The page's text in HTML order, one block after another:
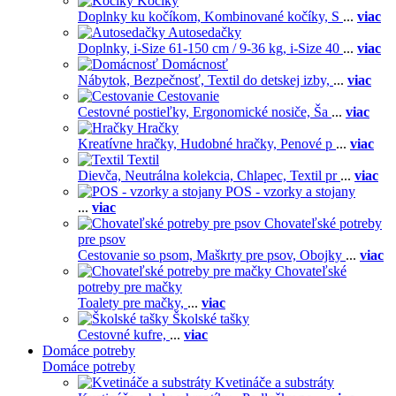
Doplnky ku kočíkom, Kombinované kočíky, S ... viac
Autosedačky
Doplnky, i-Size 61-150 cm / 9-36 kg, i-Size 40 ... viac
Domácnosť
Nábytok, Bezpečnosť, Textil do detskej izby, ... viac
Cestovanie
Cestovné postieľky, Ergonomické nosiče, Ša ... viac
Hračky
Kreatívne hračky, Hudobné hračky, Penové p ... viac
Textil
Dievča, Neutrálna kolekcia, Chlapec, Textil pr ... viac
POS - vzorky a stojany
... viac
Chovateľské potreby
pre psov
Cestovanie so psom, Maškrty pre psov, Obojky ... viac
Chovateľské
potreby pre mačky
Toalety pre mačky, ... viac
Školské tašky
Cestovné kufre, ... viac
Domáce potreby
Domáce potreby
Kvetináče a substráty